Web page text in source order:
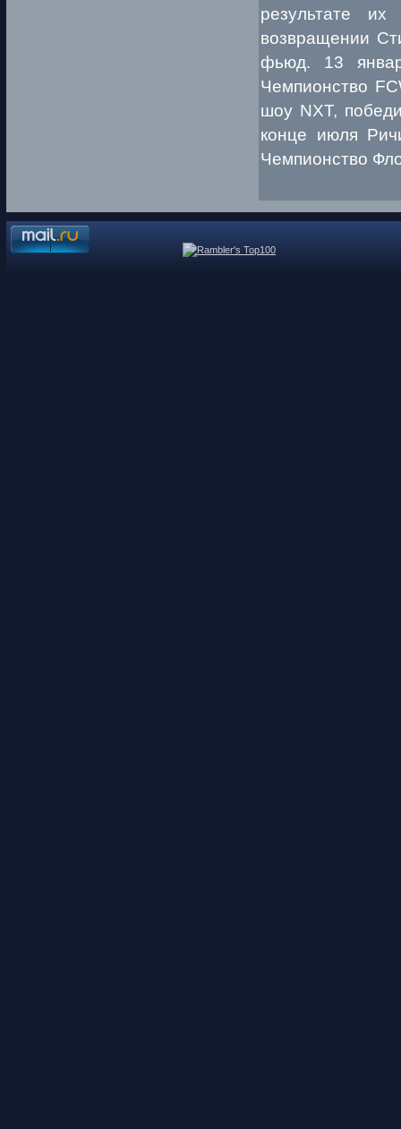
результате
возвращении
фьюд. 13
Чемпионство
шоу NXT,
конце июля
Чемпионство